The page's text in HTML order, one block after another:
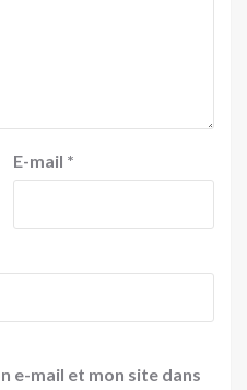
E-mail *
e-mail et mon site dans